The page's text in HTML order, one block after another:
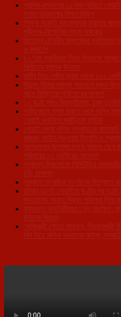
শ্রমিক-কৃষকদের ১১ দফা দাবিতে
গণসংগঠনগুলোর বিশাল মিছিল
শিক্ষক সংকটে সমরেন্দ্রগঞ্জ উচ্চতর
শ্রীনগর-বিলোনিয়া সড়ক অবরোধ
জিতেন্দ্র চৌধুরীর মন্তব্যের প্রতিবাদে
ও সমাবেশ
৮০’তম স্বাধীনতা দিবস উপলক্ষে
শিল্পীদের ব্যাপক উৎসাহ
মাটির নিচে পোঁতা ড্রাম থেকে ১২২
বিদ্যুৎ বিলের সমস্যা সমাধানে দ্রুত
মাসে কিস্তিতে পরিশোধের সুযোগ
১২ ঘণ্টা পরও বিদ্যুৎহীনতা, চরম দুর্ভোগ
গভীর জলে স্নান করতে নেমে সলিল
খোয়াই ধলাবিলে মর্মান্তিক দুর্ঘটনা
খোয়াই জেলা পুলিশ প্রশাসনের
মাঞ্চক; আইন-শৃঙ্খলার উন্নতি ও
আগরতলার জনসমাবেশকে সামনে রেখে
পরিবারের ১৭ ভোটারের যোগদান
প্রকাশ্য দিবালোকে সিসিটিভির
চুরি, চাঞ্চল্য
সাব্রুমে সাংবাদিক সংগঠনের উদ্যোগে
রবিবার এলেই খোয়াইয়ে ঘণ্টার পর
জনরোষের আবহে বিদ্যুৎ পরিষেবা নিয়ে
কৃষকদের আধুনিকীকরণে বড় পদক্ষেপ,
উইডার বিতরণ
‘কৃষিমন্ত্রী ক্ষেতে নামছেন,
বিল নিয়ে মানিক সরকারের কটাক্ষ,